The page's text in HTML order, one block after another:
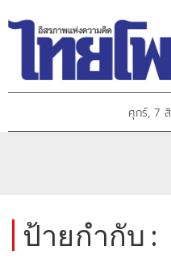
ศุกร์, 7
ป้ายกำกับ :